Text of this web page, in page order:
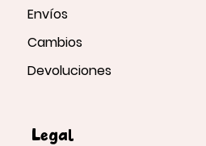
Envíos
Cambios
Devoluciones
Legal